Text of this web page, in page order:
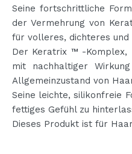
Seine fortschrittliche
der Vermehrung von
für volleres, dichteres
Der Keratrix ™ -Komplex,
mit nachhaltiger
Allgemeinzustand von
Seine leichte, silikonfreie
fettiges Gefühl zu
Dieses Produkt ist für